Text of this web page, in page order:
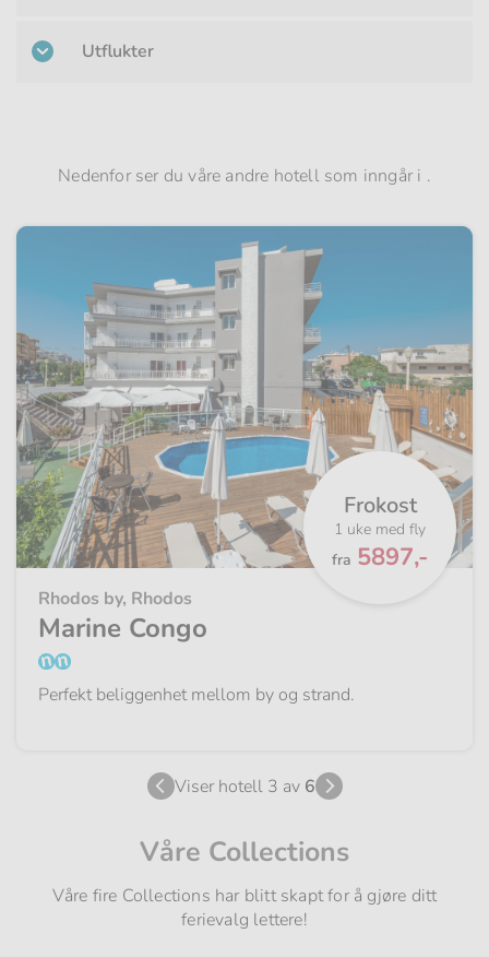
Utflukter
Nedenfor ser du våre andre hotell som inngår i .
Frokost
1 uke med fly
Fra
fra 5897,-
Rhodos by, Rhodos
Marine Congo
Perfekt beliggenhet mellom by og strand.
Viser hotell 3 av 6
Våre Collections
Våre fire Collections har blitt skapt for å gjøre ditt
ferievalg lettere!